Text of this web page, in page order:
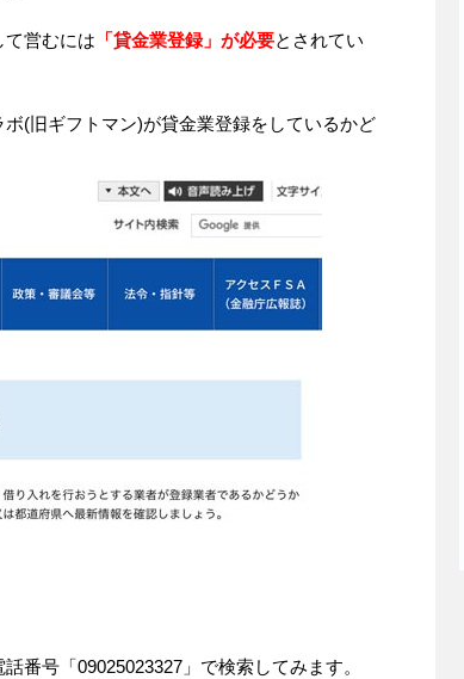
営むには 「貸金業登録」が必要とされてい
ボ(旧ギフトマン)が貸金業登録をしているかど
番号「09025023327」で検索してみます。